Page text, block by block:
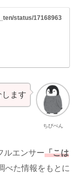
status/17168963
ちびぺん
ます
ルエンサー「こは
べた情報をもとに